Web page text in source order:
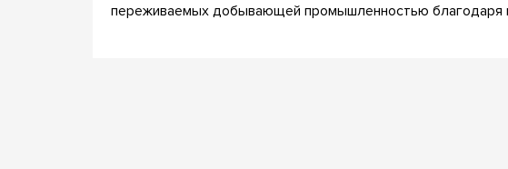
переживаемых добывающей промышленностью благодаря